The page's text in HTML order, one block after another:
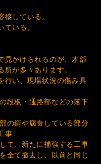
接している。
ている。
見かけられるのが、木部
が多々あります。
行い、現場状況の傷み具
板・通路部などの落下
錆や腐食している部分
事
、新たに補強する工事
て撤去し、以前と同じ